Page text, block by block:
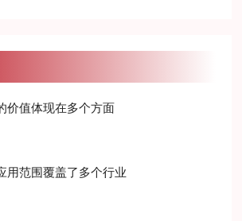
价值体现在多个方面
用范围覆盖了多个行业